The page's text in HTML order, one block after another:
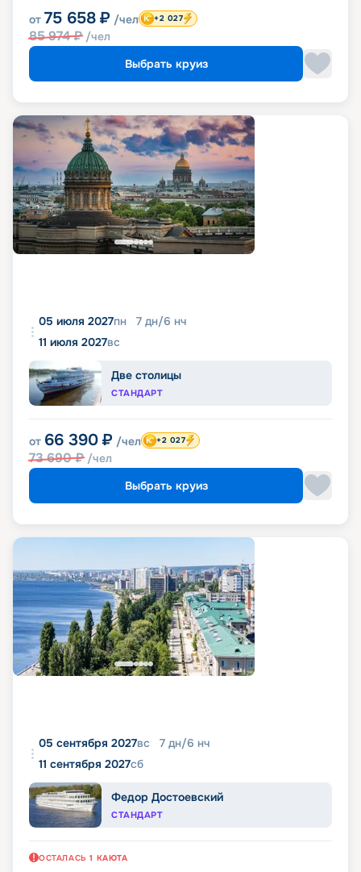
от 75 658 ₽ /чел
85 974₽ /чел
+2 027
Выбрать круиз
05 июля 2027пн 7 дн/6 нч
11 июля 2027вс
Две столицы
СТАНДАРТ
от 66 390 ₽ /чел
73 690₽ /чел
+2 027
Выбрать круиз
05 сентября 2027вс 7 дн/6 нч
11 сентября 2027сб
Федор Достоевский
СТАНДАРТ
ОСТАЛАСЬ 1 КАЮТА